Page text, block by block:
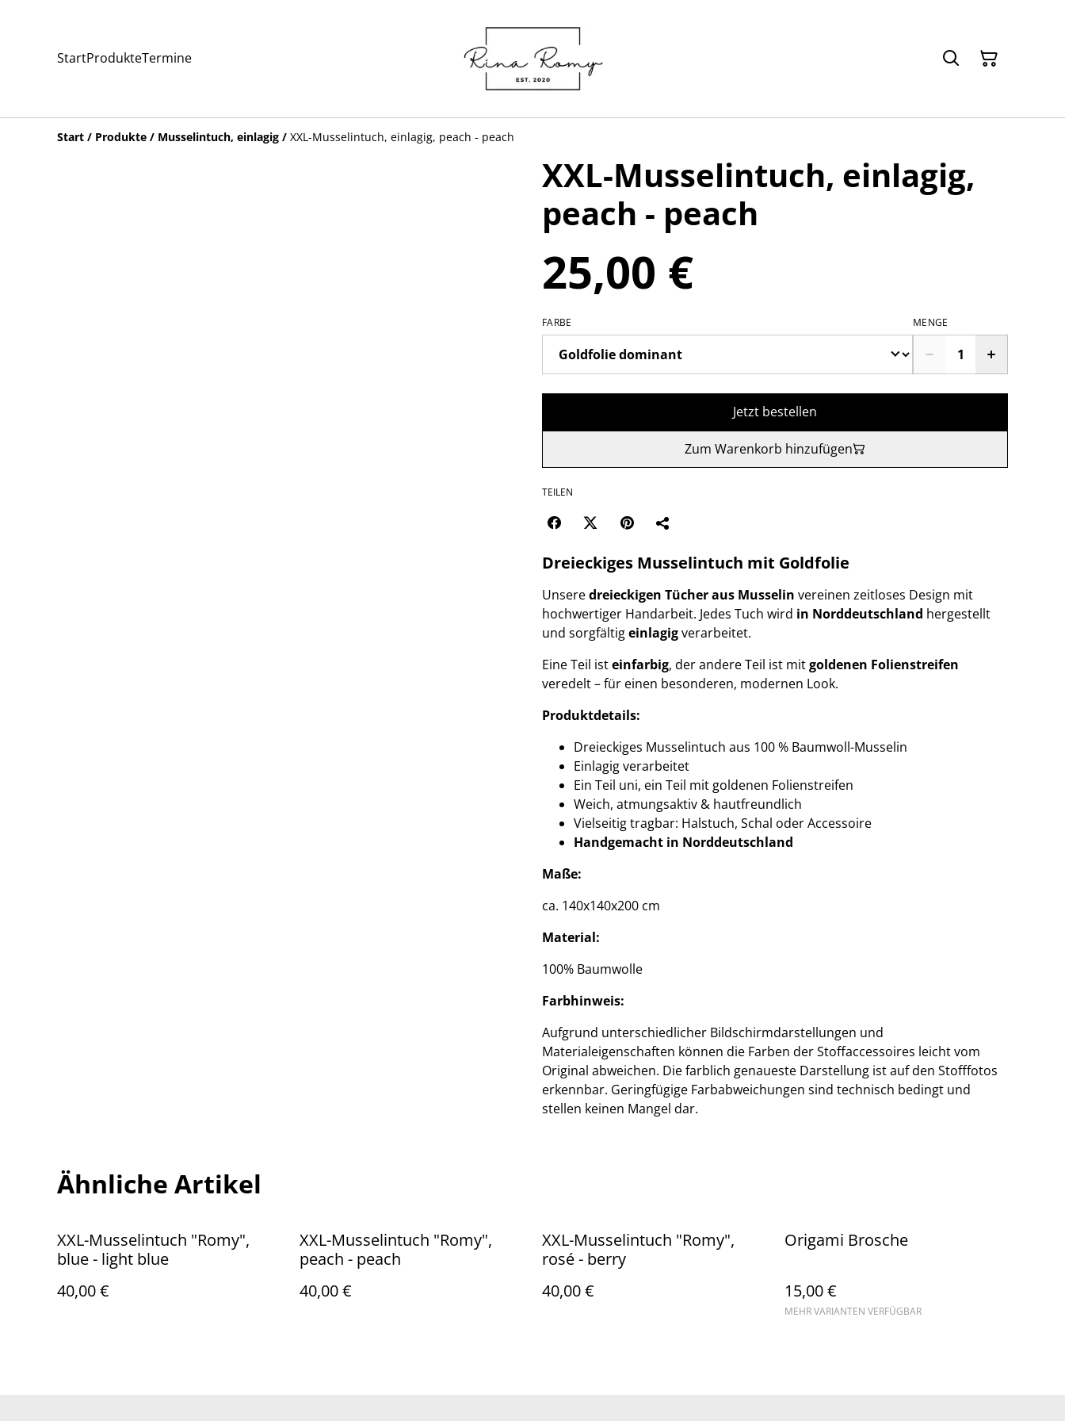
StartProdukteTermine
Start / Produkte / Musselintuch, einlagig / XXL-Musselintuch, einlagig, peach - peach
XXL-Musselintuch, einlagig,
peach - peach
25,00 €
FARBE MENGE
Jetzt bestellen
Zum Warenkorb hinzufügen
TEILEN
Dreieckiges Musselintuch mit Goldfolie
Unseredreieckigen Tücher aus Musselin vereinen zeitloses Design mit
hochwertiger Handarbeit. Jedes Tuch wird in Norddeutschland hergestellt
und sorgfältigeinlagigverarbeitet.
Eine Teil isteinfarbig, der andere Teil ist mitgoldenen Folienstreifen
veredelt – für einen besonderen, modernen Look.
Produktdetails:
Dreieckiges Musselintuch aus 100 % Baumwoll-Musselin
Einlagig verarbeitet
Ein Teil uni, ein Teil mit goldenen Folienstreifen
Weich, atmungsaktiv & hautfreundlich
Vielseitig tragbar: Halstuch, Schal oder Accessoire
Handgemacht in Norddeutschland
Maße:
ca. 140x140x200 cm
Material:
100% Baumwolle
Farbhinweis:
Aufgrund unterschiedlicher Bildschirmdarstellungen und
Materialeigenschaften können die Farben der Stoffaccessoires leicht vom
Original abweichen. Die farblich genaueste Darstellung ist auf den Stofffotos
erkennbar. Geringfügige Farbabweichungen sind technisch bedingt und
stellen keinen Mangel dar.
Ähnliche Artikel
XXL-Musselintuch "Romy",
blue - light blue
40,00 €
XXL-Musselintuch "Romy",
peach - peach
40,00 €
XXL-Musselintuch "Romy",
rosé - berry
40,00 €
Origami Brosche
15,00 €
MEHR VARIANTEN VERFÜGBAR